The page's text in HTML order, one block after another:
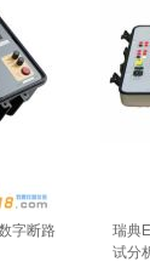
字断路
瑞典
试分